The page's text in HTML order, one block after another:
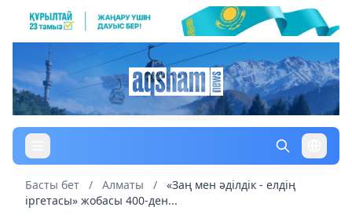
Басты бет / Алматы /
«Заң мен әділдік - елдің
іргетасы» жобасы 400-ден...